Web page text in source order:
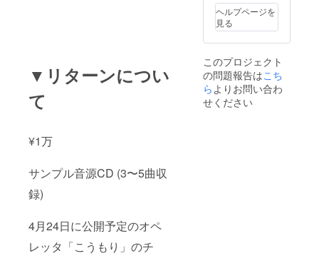
▼リターンについ
て
¥1万
サンプル音源CD (3〜5曲収
録)
4月24日に公開予定のオペ
レッタ「こうもり」のチ
ヘルプページを
見る
このプロジェクト
の問題報告はこち
らよりお問い合わ
せください